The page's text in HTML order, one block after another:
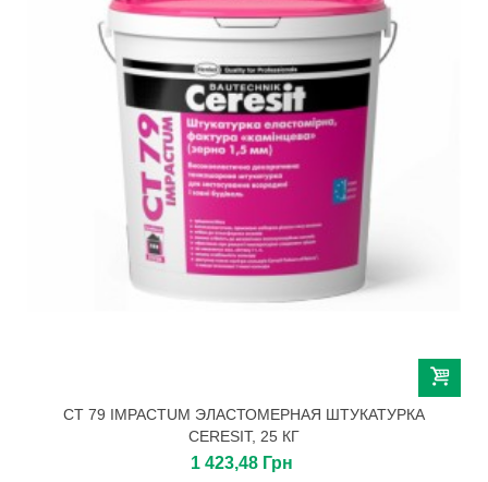
СТ 79 IMPACTUM ЭЛАСТОМЕРНАЯ ШТУКАТУРКА
CERESIT, 25 КГ
1 423,48 Грн